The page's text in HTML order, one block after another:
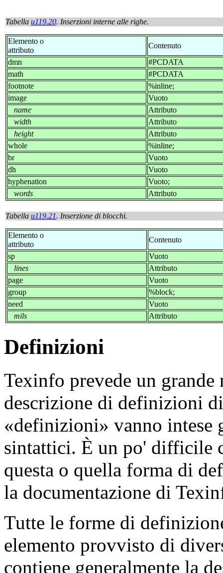
Tabella u119.20. Inserzioni interne alle righe.
Elemento o
attributo
Contenuto
dmn
#PCDATA
math
#PCDATA
footnote
%inline;
image
Vuoto
name
Attributo
width
Attributo
height
Attributo
whole
%inline;
br
Vuoto
dh
Vuoto
hyphenation
Vuoto;
words
Attributo
Tabella u119.21. Inserzione di blocchi.
Elemento o
attributo
Contenuto
sp
Vuoto
lines
Attributo
page
Vuoto
group
%block;
need
Vuoto
mils
Attributo
Definizioni
Texinfo prevede un
descrizione di definizioni
«definizioni» vanno intese
sintattici. È un po' difficile
questa o quella forma di
la documentazione di
Tutte le forme di
elemento provvisto di
contiene generalmente la